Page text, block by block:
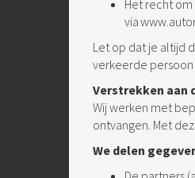
Het recht
via
Let op dat je altijd
verkeerde persoon
Verstrekken aan
Wij werken met
ontvangen. Met
We delen